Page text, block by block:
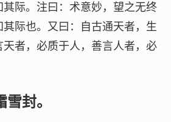
际。注曰：术意妙，望之无终
际也。又曰：自古通天者，生
者，必质于人，善言人者，必
封。